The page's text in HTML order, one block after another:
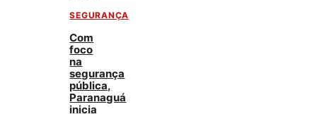
SEGURANÇA
Com
foco
na
segurança
pública,
Paranaguá
inicia